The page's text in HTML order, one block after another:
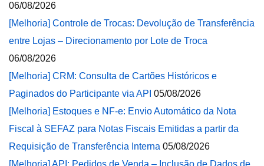
06/08/2026
[Melhoria] Controle de Trocas: Devolução de Transferência
entre Lojas – Direcionamento por Lote de Troca
06/08/2026
[Melhoria] CRM: Consulta de Cartões Históricos e
Paginados do Participante via API 05/08/2026
[Melhoria] Estoques e NF-e: Envio Automático da Nota
Fiscal à SEFAZ para Notas Fiscais Emitidas a partir da
Requisição de Transferência Interna 05/08/2026
[Melhoria] API: Pedidos de Venda – Inclusão de Dados de